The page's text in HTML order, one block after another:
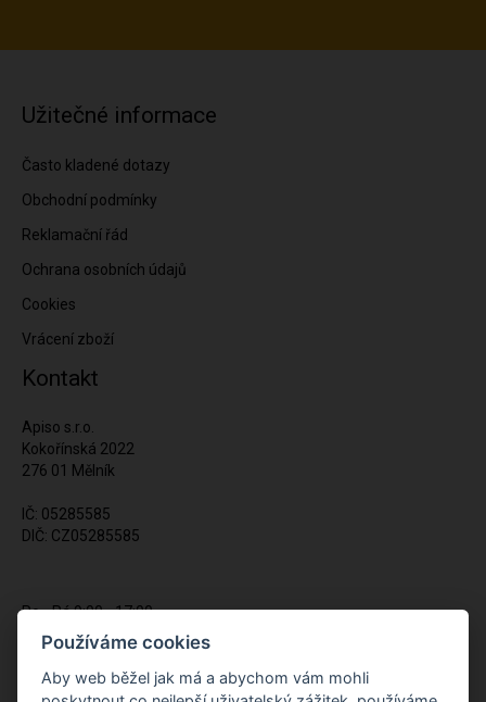
Užitečné informace
Často kladené dotazy
Obchodní podmínky
Reklamační řád
Ochrana osobních údajů
Cookies
Vrácení zboží
Kontakt
Apiso s.r.o.
Kokořínská 2022
276 01 Mělník
IČ: 05285585
DIČ: CZ05285585
Po - Pá 9:00 - 17:00
(12:00 - 12:30 pauza)
Používáme cookies
Aby web běžel jak má a abychom vám mohli